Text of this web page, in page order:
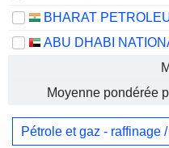
Moyenne pondérée
Pétrole et gaz - raffinage